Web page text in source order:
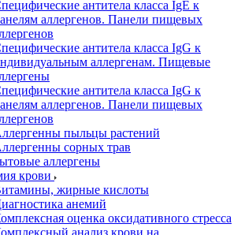
антитела класса IgE к
аллергенов. Панели пищевых
антитела класса IgG к
аллергенам. Пищевые
антитела класса IgG к
аллергенов. Панели пищевых
пыльцы растений
сорных трав
аллергены
крови
жирные кислоты
анемий
оценка оксидативного стресса
анализ крови на